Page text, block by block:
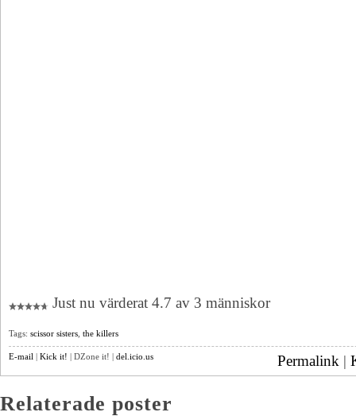
Just nu värderat 4.7 av 3 människor
Tags: scissor sisters the killers
E-mail | Kick it! | DZone it! | del.icio.us Permalink |
Relaterade poster